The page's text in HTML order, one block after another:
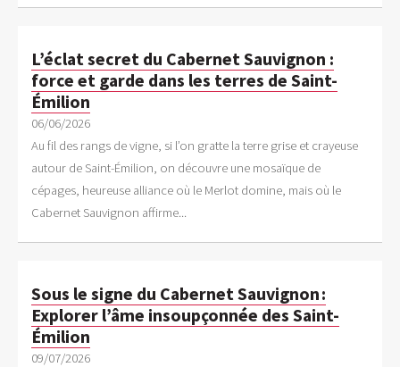
L’éclat secret du Cabernet Sauvignon :
force et garde dans les terres de Saint-
Émilion
06/06/2026
Au fil des rangs de vigne, si l’on gratte la terre grise et crayeuse
autour de Saint-Émilion, on découvre une mosaïque de
cépages, heureuse alliance où le Merlot domine, mais où le
Cabernet Sauvignon affirme...
Sous le signe du Cabernet Sauvignon :
Explorer l’âme insoupçonnée des Saint-
Émilion
09/07/2026